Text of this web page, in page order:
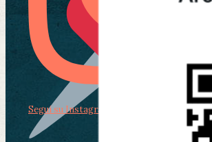
Segui su Instagram